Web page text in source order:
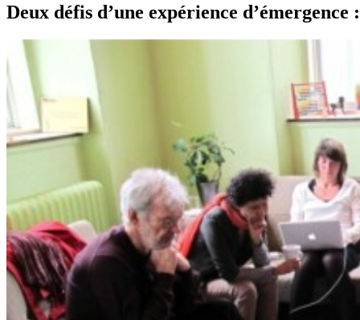
Deux défis d’une expérience